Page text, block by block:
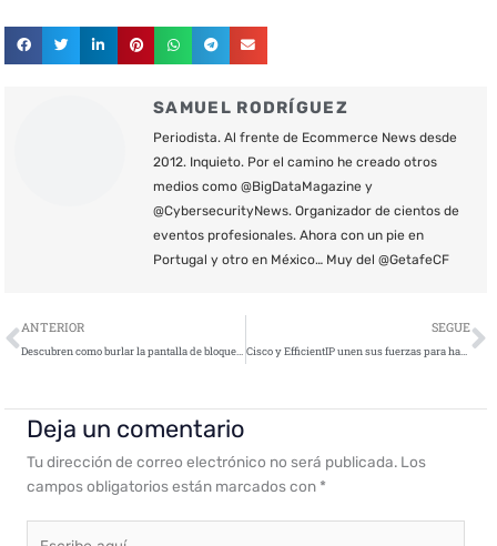
SAMUEL RODRÍGUEZ
Periodista. Al frente de Ecommerce News desde
2012. Inquieto. Por el camino he creado otros
medios como @BigDataMagazine y
@CybersecurityNews. Organizador de cientos de
eventos profesionales. Ahora con un pie en
Portugal y otro en México… Muy del @GetafeCF
Ant
ANTERIOR
Descubren como burlar la pantalla de bloqueo del iOS 12 de Apple
SEGUE
Cisco y EfficientIP unen sus fuerzas para hacer un frente ante las amenazas del «DNS profundo»
Deja un comentario
Tu dirección de correo electrónico no será publicada. Los
campos obligatorios están marcados con *